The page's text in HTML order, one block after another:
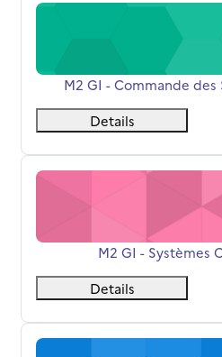
M2 GI - Commande
M2 GI - Commande
Details
M2 GI -
M2 GI - Systèmes
Details
M2